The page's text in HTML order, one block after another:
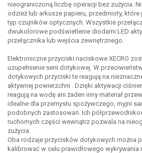
nieograniczoną liczbę operacji bez zużycia.
odzież lub arkusze papieru, przedmioty,
typ czujników optycznych. Wszystkie
dwukolorowe podświetlenie diodami LED
przełącznika lub wejścia zewnętrznego.
Elektroniczne przyciski naciskowe XECRO
uzupełnienie serii dotykowej. W
dotykowych przyciski te reagują na
aktywnej powierzchni . Dzięki aktywacji
reagują na wodę ani żaden inny materiał
idealne dla przemysłu spożywczego, myjni
podobnych zastosowań. Ich
ruchomych części wewnątrz pozwala na
zużycia.
Oba rodzaje przycisków dotykowych można
kalibrować w celu prawidłowego